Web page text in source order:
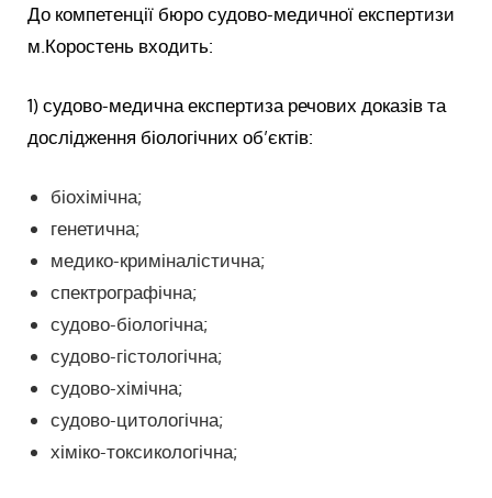
До компетенції бюро судово-медичної експертизи
м.Коростень входить:
1) судово-медична експертиза речових доказів та
дослідження біологічних об’єктів:
біохімічна;
генетична;
медико-криміналістична;
спектрографічна;
судово-біологічна;
судово-гістологічна;
судово-хімічна;
судово-цитологічна;
хіміко-токсикологічна;